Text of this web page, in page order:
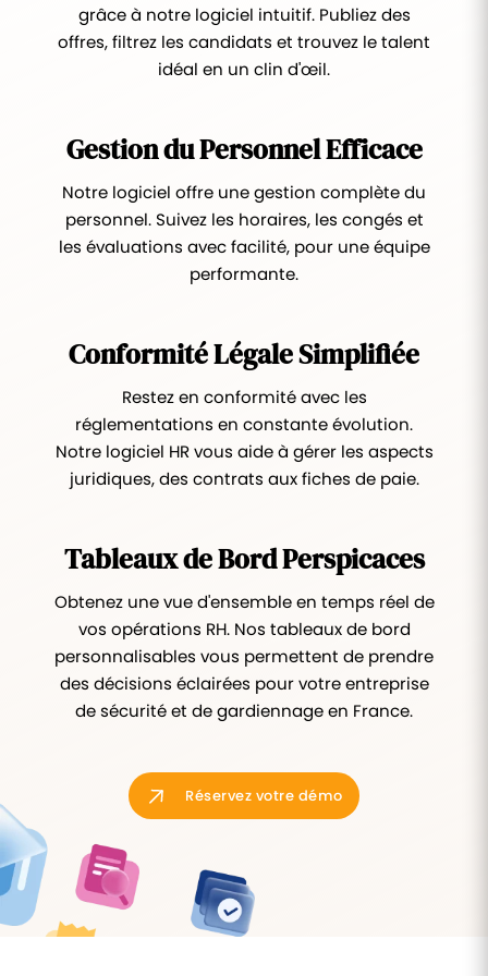
grâce à notre logiciel intuitif. Publiez des
offres, filtrez les candidats et trouvez le talent
idéal en un clin d'œil.
Gestion du Personnel Efficace
Notre logiciel offre une gestion complète du
personnel. Suivez les horaires, les congés et
les évaluations avec facilité, pour une équipe
performante.
Conformité Légale Simplifiée
Restez en conformité avec les
réglementations en constante évolution.
Notre logiciel HR vous aide à gérer les aspects
juridiques, des contrats aux fiches de paie.
Tableaux de Bord Perspicaces
Obtenez une vue d'ensemble en temps réel de
vos opérations RH. Nos tableaux de bord
personnalisables vous permettent de prendre
des décisions éclairées pour votre entreprise
de sécurité et de gardiennage en France.
Réservez votre démo